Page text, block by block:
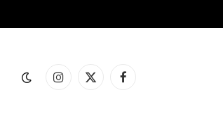
فيسبوكX
الانستغرام